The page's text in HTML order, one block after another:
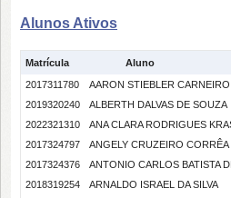
Alunos Ativos
Matrícula
Aluno
2017311780
AARON STIEBLER CARNEIRO
2019320240
ALBERTH DALVAS DE SOUZA
2022321310
ANA CLARA RODRIGUES
2017324797
ANGELY CRUZEIRO CORRÊA
2017324376
ANTONIO CARLOS BATISTA
2018319254
ARNALDO ISRAEL DA SILVA